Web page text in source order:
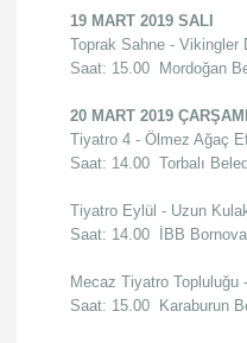
19 MART 2019 SALI
Toprak Sahne - Vikingler
Saat: 15.00 Mordoğan
20 MART 2019
Tiyatro 4 - Ölmez Ağaç
Saat: 14.00 Torbalı
Tiyatro Eylül - Uzun
Saat: 14.00 İBB
Mecaz Tiyatro Topluluğu
Saat: 15.00 Karaburun